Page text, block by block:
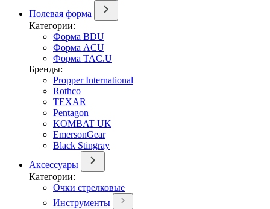
Полевая форма
Категории:
Форма BDU
Форма ACU
Форма TAC.U
Бренды:
Propper International
Rothco
TEXAR
Pentagon
KOMBAT UK
EmersonGear
Black Stingray
Аксессуары
Категории:
Очки стрелковые
Инструменты